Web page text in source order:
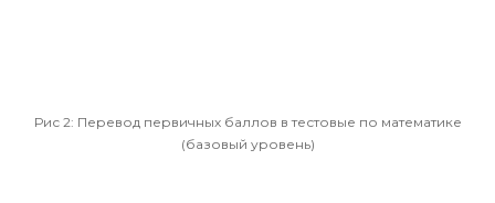
Рис 2: Перевод первичных баллов в тестовые по математике
(базовый уровень)